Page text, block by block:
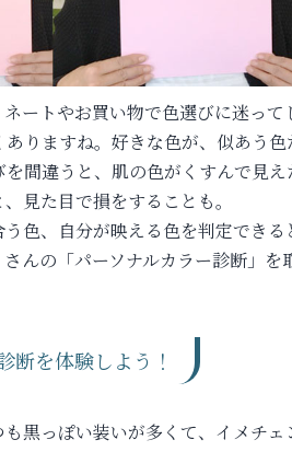
ートやお買い物で色選びに迷って
りますね。好きな色が、似あう色
間違うと、肌の色がくすんで見え
見た目で損をすることも。
色、自分が映える色を判定できる
んの「パーソナルカラー診断」を
断を体験しよう！
黒っぽい装いが多くて、イメチェ